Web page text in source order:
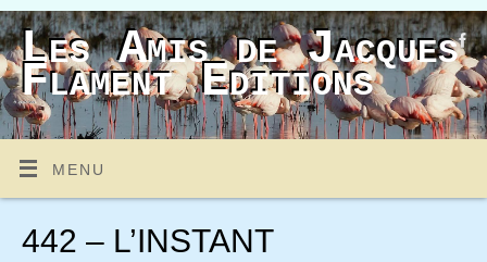
Les Amis de Jacques
Flament Editions
MENU
442 – L’INSTANT